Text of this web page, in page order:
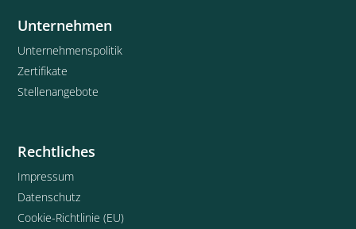
Unternehmen
Unternehmenspolitik
Zertifikate
Stellenangebote
Rechtliches
Impressum
Datenschutz
Cookie-Richtlinie (EU)